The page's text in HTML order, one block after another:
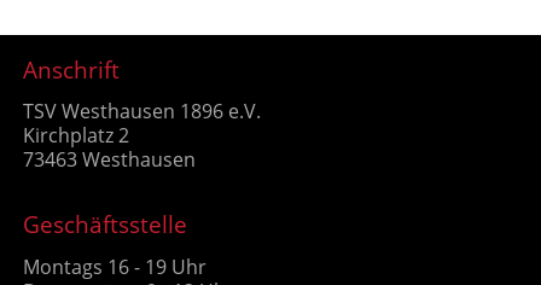
Anschrift
TSV Westhausen 1896 e.V.
Kirchplatz 2
73463 Westhausen
Geschäftsstelle
Montags 16 - 19 Uhr